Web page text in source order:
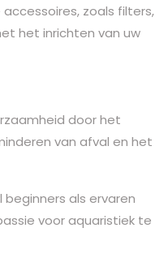
zoals filters,
het inrichten van uw
door het
van afval en het
als ervaren
voor aquaristiek te